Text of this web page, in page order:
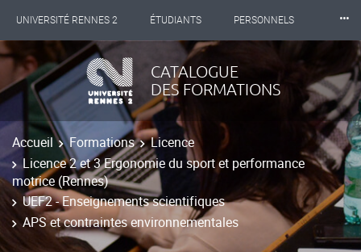
UNIVERSITÉ RENNES 2 ÉTUDIANTS PERSONNELS
INTERNATIONAL PROFESSIONNELS BIBLIOTHÈQUES
LES NOUVELLES DE RENNES 2
⸱⸱⸱
CATALOGUE
DES FORMATIONS
Accueil Formations
Licence
Licence 2 et 3 Ergonomie du sport et performance
motrice (Rennes)
UEF2 - Enseignements scientifiques
APS et contraintes environnementales